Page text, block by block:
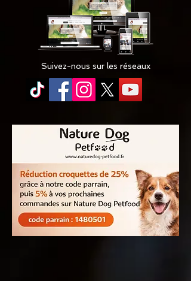
Suivez-nous sur les réseaux